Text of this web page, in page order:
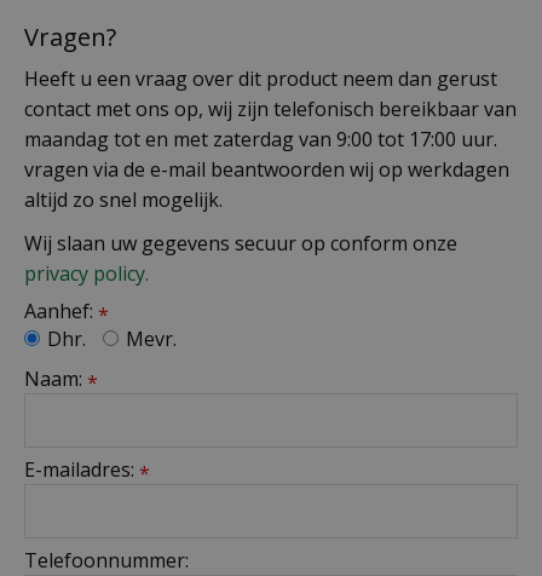
Vragen?
Heeft u een vraag over dit product neem dan gerust
contact met ons op, wij zijn telefonisch bereikbaar van
maandag tot en met zaterdag van 9:00 tot 17:00 uur.
vragen via de e-mail beantwoorden wij op werkdagen
altijd zo snel mogelijk.
Wij slaan uw gegevens secuur op conform onze
privacy policy.
Aanhef: *
Dhr.
Mevr.
Naam: *
E-mailadres: *
Telefoonnummer: